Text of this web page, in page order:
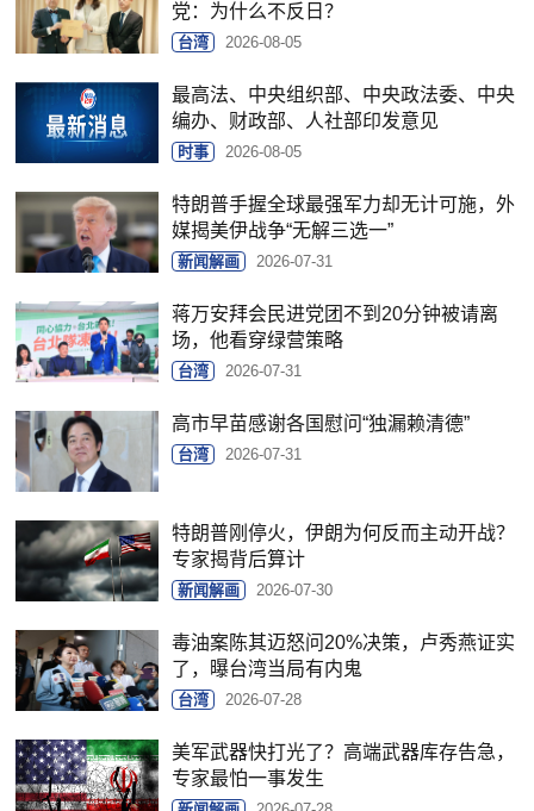
党：为什么不反日？
台湾 2026-08-05
最高法、中央组织部、中央政法委、中央
编办、财政部、人社部印发意见
时事 2026-08-05
特朗普手握全球最强军力却无计可施，外
媒揭美伊战争“无解三选一”
新闻解画 2026-07-31
蒋万安拜会民进党团不到20分钟被请离
场，他看穿绿营策略
台湾 2026-07-31
高市早苗感谢各国慰问“独漏赖清德”
台湾 2026-07-31
特朗普刚停火，伊朗为何反而主动开战？
专家揭背后算计
新闻解画 2026-07-30
毒油案陈其迈怒问20%决策，卢秀燕证实
了，曝台湾当局有内鬼
台湾 2026-07-28
美军武器快打光了？高端武器库存告急，
专家最怕一事发生